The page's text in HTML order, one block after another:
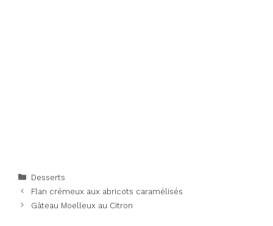
Categories
Desserts
Flan crémeux aux abricots caramélisés
Gâteau Moelleux au Citron